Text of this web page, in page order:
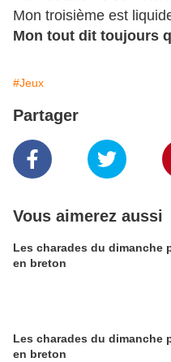
Mon troisième est
Mon tout dit toujours
#Jeux
Partager
Vous aimerez aussi
Les charades du dimanche
en breton
Les charades du dimanche
en breton